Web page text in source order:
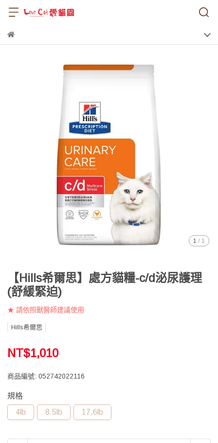
1 / 1
【Hills希爾思】處方貓糧-c/d泌尿護理
(舒緩緊迫)
★ 請依照獸醫師建議使用
Hills希爾思
NT$1,010
商品編號: 052742022116
規格
4lb
8.5lb 17.6lb